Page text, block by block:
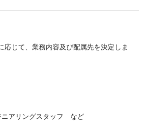
応じて、業務内容及び配属先を決定しま
ニアリングスタッフ など